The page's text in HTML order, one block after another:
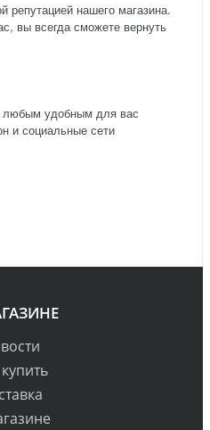
репутацией нашего магазина.
вы всегда сможете вернуть
любым удобным для вас
и социальные сети